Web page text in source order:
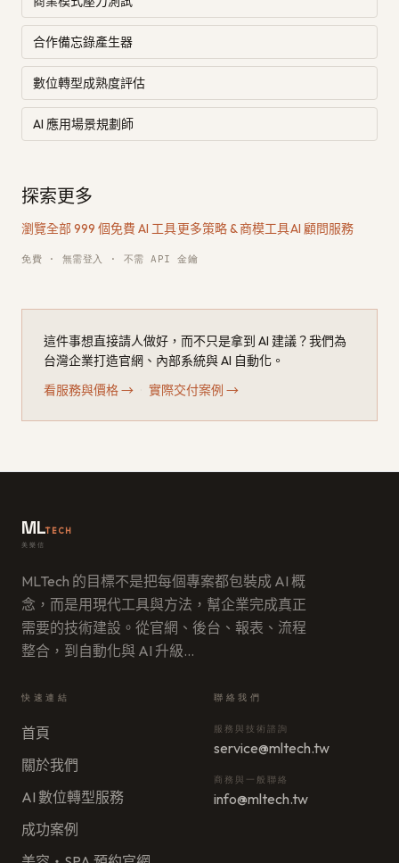
合作備忘錄產生器
數位轉型成熟度評估
AI 應用場景規劃師
探索更多
瀏覽全部 999 個免費 AI 工具·更多策略 & 商模工具·AI 顧問服務
免費 · 無需登入 · 不需 API 金鑰
這件事想直接請人做好，而不只是拿到 AI 建議？我們為
台灣企業打造官網、內部系統與 AI 自動化。
看服務與價格→ 實際交付案例 →
MLTECH
美樂信
MLTech 的目標不是把每個專案都包裝成 AI 概
念，而是用現代工具與方法，幫企業完成真正
需要的技術建設。從官網、後台、報表、流程
整合，到自動化與 AI 升級…
快速連結
首頁
關於我們
AI 數位轉型服務
成功案例
聯絡我們
服務與技術諮詢
service@mltech.tw
商務與一般聯絡
info@mltech.tw